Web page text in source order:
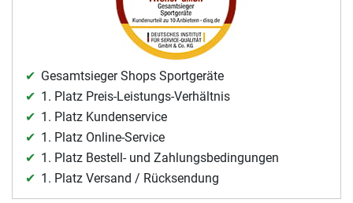
Gesamtsieger Shops Sportgeräte
1. Platz Preis-Leistungs-Verhältnis
1. Platz Kundenservice
1. Platz Online-Service
1. Platz Bestell- und Zahlungsbedingungen
1. Platz Versand / Rücksendung